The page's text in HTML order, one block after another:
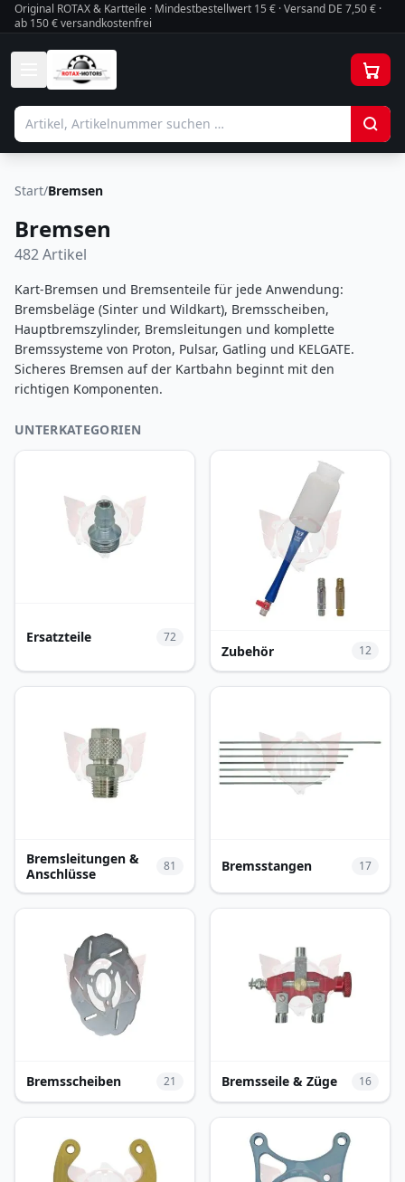
Original ROTAX & Kartteile · Mindestbestellwert 15 € · Versand DE 7,50 € ·
ab 150 € versandkostenfrei
Start/Bremsen
Bremsen
482Artikel
Kart-Bremsen und Bremsenteile für jede Anwendung:
Bremsbeläge (Sinter und Wildkart), Bremsscheiben,
Hauptbremszylinder, Bremsleitungen und komplette
Bremssysteme von Proton, Pulsar, Gatling und KELGATE.
Sicheres Bremsen auf der Kartbahn beginnt mit den
richtigen Komponenten.
UNTERKATEGORIEN
Ersatzteile 72
Zubehör 12
Bremsleitungen &
Anschlüsse
81 Bremsstangen 17
Bremsscheiben 21 Bremsseile & Züge 16